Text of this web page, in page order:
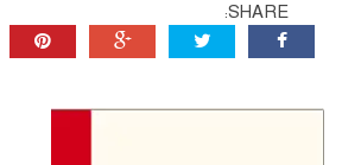
SHARE: